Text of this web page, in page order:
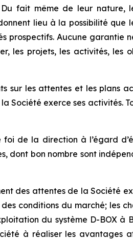
fait même de leur nature,
lieu à la possibilité que
prospectifs. Aucune garantie
les projets, les activités, les
sur les attentes et les plans
Société exerce ses activités.
foi de la direction à l’égard
dont bon nombre sont
des attentes de la Société
conditions du marché; les
du système D-BOX à
à réaliser les avantages